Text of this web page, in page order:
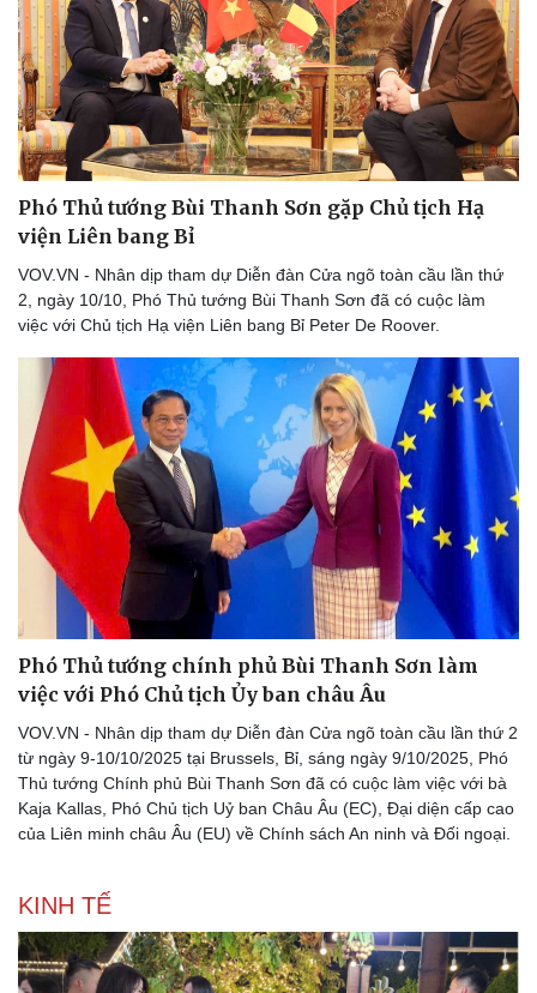
Phó Thủ tướng Bùi Thanh Sơn gặp Chủ tịch Hạ
viện Liên bang Bỉ
VOV.VN - Nhân dịp tham dự Diễn đàn Cửa ngõ toàn cầu lần thứ
2, ngày 10/10, Phó Thủ tướng Bùi Thanh Sơn đã có cuộc làm
việc với Chủ tịch Hạ viện Liên bang Bỉ Peter De Roover.
Phó Thủ tướng chính phủ Bùi Thanh Sơn làm
việc với Phó Chủ tịch Ủy ban châu Âu
VOV.VN - Nhân dịp tham dự Diễn đàn Cửa ngõ toàn cầu lần thứ 2
từ ngày 9-10/10/2025 tại Brussels, Bỉ, sáng ngày 9/10/2025, Phó
Thủ tướng Chính phủ Bùi Thanh Sơn đã có cuộc làm việc với bà
Kaja Kallas, Phó Chủ tịch Uỷ ban Châu Âu (EC), Đại diện cấp cao
của Liên minh châu Âu (EU) về Chính sách An ninh và Đối ngoại.
KINH TẾ